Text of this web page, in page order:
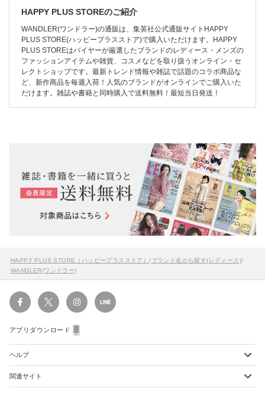
HAPPY PLUS STOREのご紹介
WANDLER(ワンドラー)の通販は、集英社公式通販サイトHAPPY
PLUS STORE(ハッピープラスストア)で購入いただけます。HAPPY
PLUS STOREはバイヤーが厳選したブランドのレディース・メンズの
ファッションアイテムや雑貨、コスメなどを取り扱うオンライン・セ
レクトショップです。最新トレンド情報や雑誌で話題のコラボ商品な
ど、新作商品を毎週入荷！人気のブランドがオンラインでご購入いた
だけます。雑誌や書籍と同時購入で送料無料！最短当日発送！
HAPPY PLUS STORE（ハッピープラスストア）/ブランド名から探す(レディース)/
WANDLER(ワンドラー)
アプリダウンロード
ヘルプ
ショッピングガイド
関連サイト